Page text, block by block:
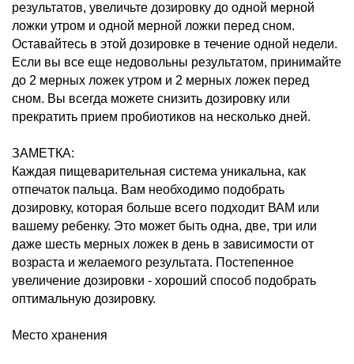
результатов, увеличьте дозировку до одной мерной
ложки утром и одной мерной ложки перед сном.
Оставайтесь в этой дозировке в течение одной недели.
Если вы все еще недовольны результатом, принимайте
до 2 мерных ложек утром и 2 мерных ложек перед
сном. Вы всегда можете снизить дозировку или
прекратить прием пробиотиков на несколько дней.
ЗАМЕТКА:
Каждая пищеварительная система уникальна, как
отпечаток пальца. Вам необходимо подобрать
дозировку, которая больше всего подходит ВАМ или
вашему ребенку. Это может быть одна, две, три или
даже шесть мерных ложек в день в зависимости от
возраста и желаемого результата. Постепенное
увеличение дозировки - хороший способ подобрать
оптимальную дозировку.
Место хранения